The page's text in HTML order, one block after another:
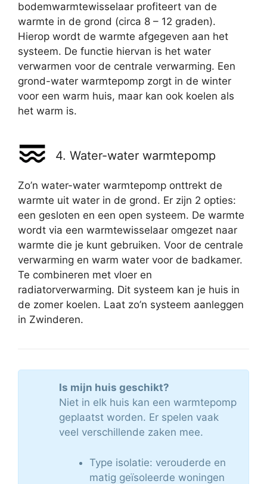
bodemwarmtewisselaar profiteert van de
warmte in de grond (circa 8 – 12 graden).
Hierop wordt de warmte afgegeven aan het
systeem. De functie hiervan is het water
verwarmen voor de centrale verwarming. Een
grond-water warmtepomp zorgt in de winter
voor een warm huis, maar kan ook koelen als
het warm is.
4. Water-water warmtepomp
Zo’n water-water warmtepomp onttrekt de
warmte uit water in de grond. Er zijn 2 opties:
een gesloten en een open systeem. De warmte
wordt via een warmtewisselaar omgezet naar
warmte die je kunt gebruiken. Voor de centrale
verwarming en warm water voor de badkamer.
Te combineren met vloer en
radiatorverwarming. Dit systeem kan je huis in
de zomer koelen. Laat zo’n systeem aanleggen
in Zwinderen.
Is mijn huis geschikt?
Niet in elk huis kan een warmtepomp
geplaatst worden. Er spelen vaak
veel verschillende zaken mee.
Type isolatie: verouderde en
matig geïsoleerde woningen